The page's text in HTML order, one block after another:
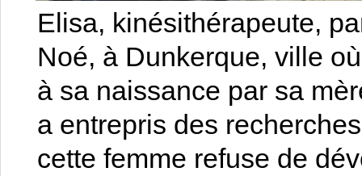
Elisa, kinésithérapeute,
Noé, à Dunkerque, ville
à sa naissance par sa
a entrepris des
cette femme refuse de